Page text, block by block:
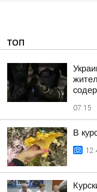
ТОП
07:15
В